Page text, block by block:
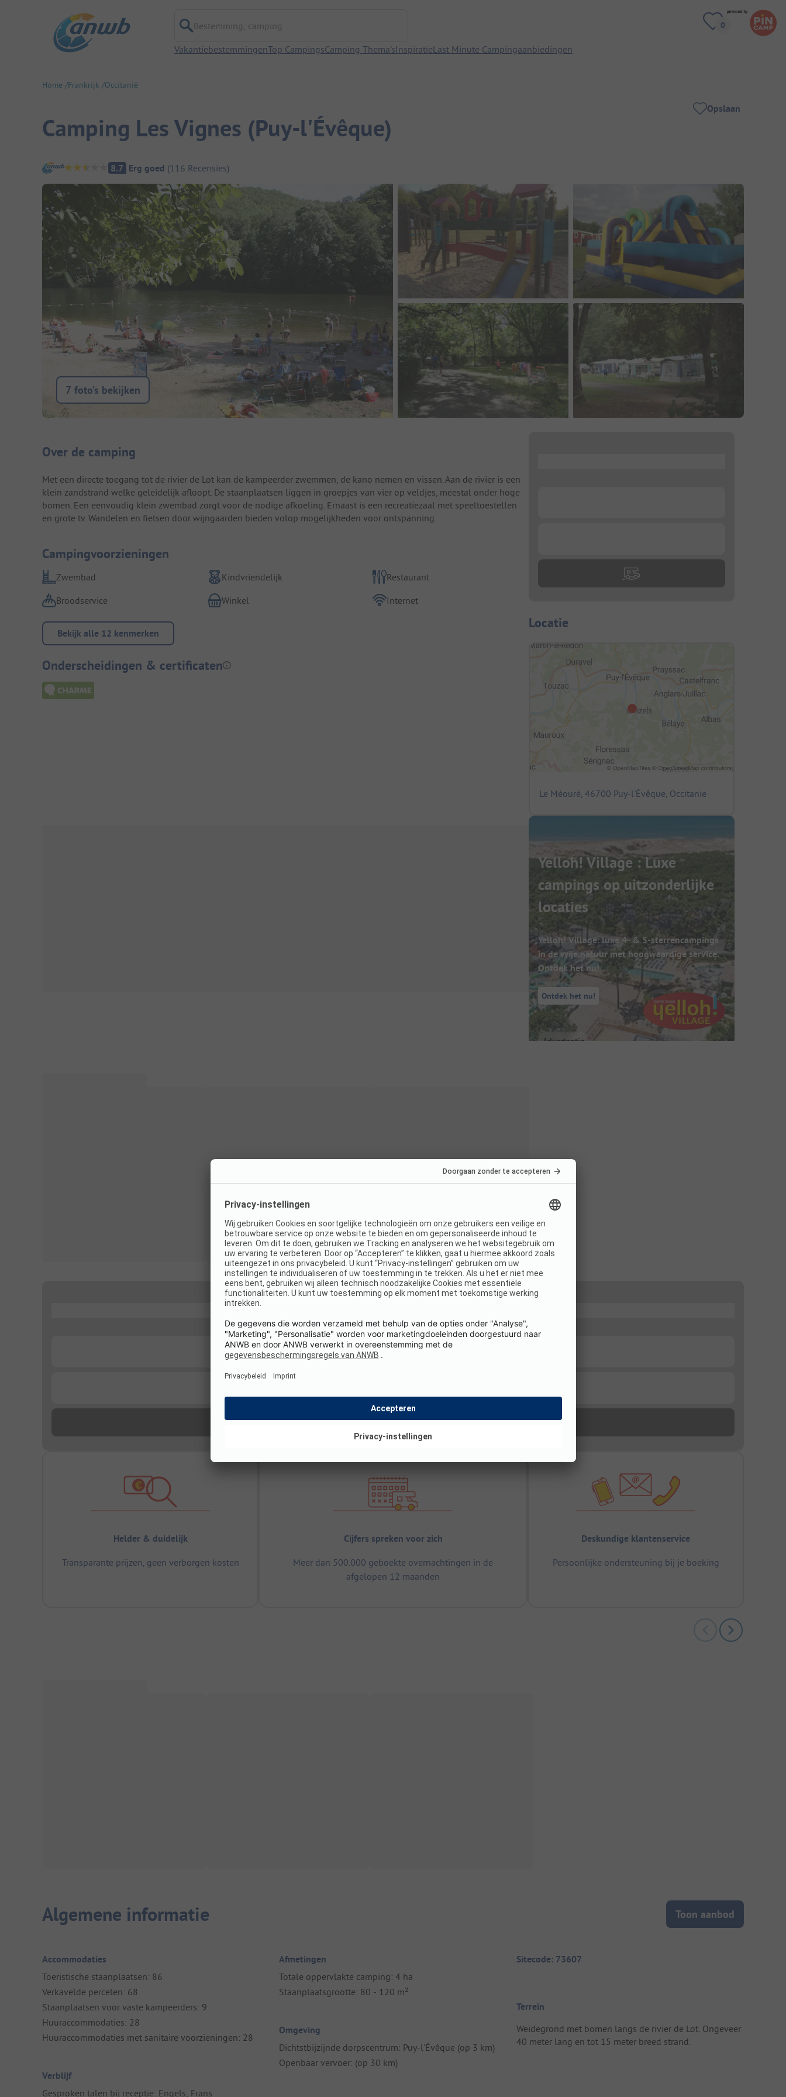
Bestemming, camping
VakantiebestemmingenTop CampingsCamping Thema'sInspiratieLast Minute Campingaanbiedingen
Home Frankrijk Occitanië
Camping Les Vignes (Puy-l'Évêque)
Opslaan
Camping overzicht
8.7 Erg goed (116 Recensies)
7 foto’s bekijken
Camping introductie
Over de camping
Met een directe toegang tot de rivier de Lot kan de kampeerder zwemmen, de kano nemen en vissen. Aan de rivier is een
klein zandstrand welke geleidelijk afloopt. De staanplaatsen liggen in groepjes van vier op veldjes, meestal onder hoge
bomen. Een eenvoudig klein zwembad zorgt voor de nodige afkoeling. Ernaast is een recreatiezaal met speeltoestellen
en grote tv. Wandelen en fietsen door wijngaarden bieden volop mogelijkheden voor ontspanning.
Campingvoorzieningen
Zwembad Kindvriendelijk
Restaurant
Broodservice
Winkel Internet
Bekijk alle 12 kenmerken
Onderscheidingen & certificaten
Locatie
Le Méouré, 46700 Puy-l'Évêque, Occitanie
Yelloh! Village : Luxe
campings op uitzonderlijke
locaties
Yelloh! Village: luxe 4- & 5-sterrencampings
in de vrije natuur met hoogwaardige service.
Ontdek het nu!
Ontdek het nu!
Helder & duidelijk
Transparante prijzen, geen verborgen kosten
Cijfers spreken voor zich
Meer dan 500.000 geboekte overnachtingen in de
afgelopen 12 maanden
Deskundige klantenservice
Persoonlijke ondersteuning bij je boeking
Algemene informatie Toon aanbod
Accommodaties
Toeristische staanplaatsen: 86
Verkavelde percelen: 68
Staanplaatsen voor vaste kampeerders: 9
Huuraccommodaties: 28
Huuraccommodaties met sanitaire voorzieningen: 28
Verblijf
Gesproken talen bij receptie: Engels, Frans
Afmetingen
Totale oppervlakte camping: 4 ha
Staanplaatsgrootte: 80 - 120 m²
Omgeving
Dichtstbijzijnde dorpscentrum: Puy-l'Évêque (op 3 km)
Openbaar vervoer: (op 30 km)
Sitecode: 73607
Terrein
Weidegrond met bomen langs de rivier de Lot. Ongeveer
40 meter lang en tot 15 meter breed strand.